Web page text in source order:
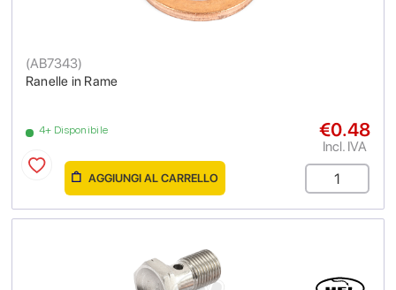
Ranelle in Rame
(AB7343)
4+ Disponibile €0.48
Incl. IVA
AGGIUNGI AL CARRELLO